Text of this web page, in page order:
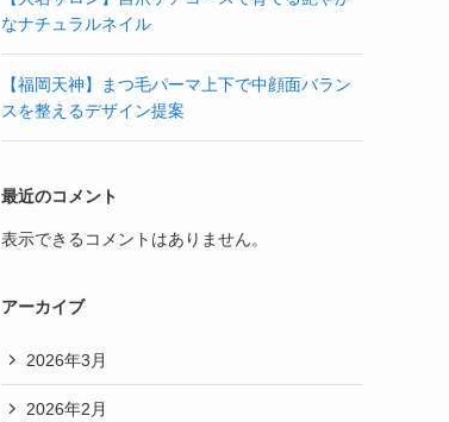
なナチュラルネイル
【福岡天神】まつ毛パーマ上下で中顔面バラン
スを整えるデザイン提案
最近のコメント
表示できるコメントはありません。
アーカイブ
2026年3月
2026年2月